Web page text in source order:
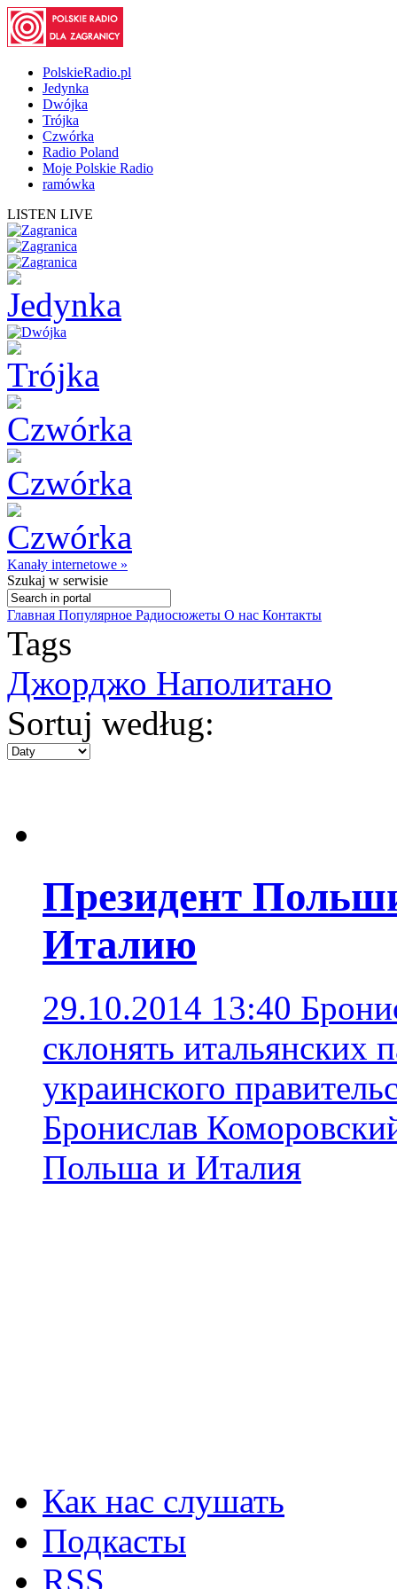
PolskieRadio.pl
Jedynka
Dwójka
Trójka
Czwórka
Radio Poland
Moje Polskie Radio
ramówka
LISTEN LIVE
Kanały internetowe »
Szukaj w serwisie
Главная Популярное Радиосюжеты О нас Контакты
Tags
Джорджо Наполитано
Sortuj według:
Президент
Италию
29.10.2014 13:40
склонять итальянских
украинского
Бронислав
Польша и Италия
Как нас слушать
Подкасты
RSS